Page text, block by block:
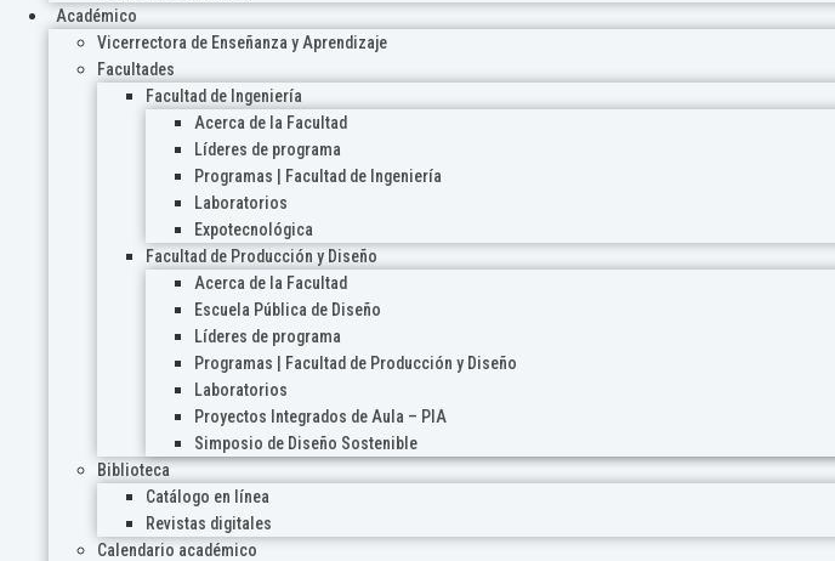
Académico
Vicerrectora de Enseñanza y Aprendizaje
Facultades
Facultad de Ingeniería
Acerca de la Facultad
Líderes de programa
Programas | Facultad de Ingeniería
Laboratorios
Expotecnológica
Facultad de Producción y Diseño
Acerca de la Facultad
Escuela Pública de Diseño
Líderes de programa
Programas | Facultad de Producción y Diseño
Laboratorios
Proyectos Integrados de Aula – PIA
Simposio de Diseño Sostenible
Biblioteca
Catálogo en línea
Revistas digitales
Calendario académico